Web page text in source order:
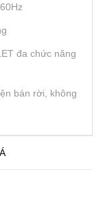
đa chức năng
bán rời, không